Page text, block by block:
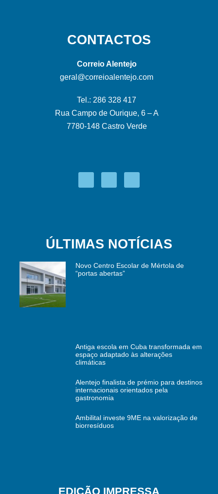
CONTACTOS
Correio Alentejo
geral@correioalentejo.com
Tel.: 286 328 417
Rua Campo de Ourique, 6 – A
7780-148 Castro Verde
ÚLTIMAS NOTÍCIAS
Novo Centro Escolar de Mértola de
“portas abertas”
Antiga escola em Cuba transformada em
espaço adaptado às alterações
climáticas
Alentejo finalista de prémio para destinos
internacionais orientados pela
gastronomia
Ambilital investe 9ME na valorização de
biorresíduos
EDIÇÃO IMPRESSA